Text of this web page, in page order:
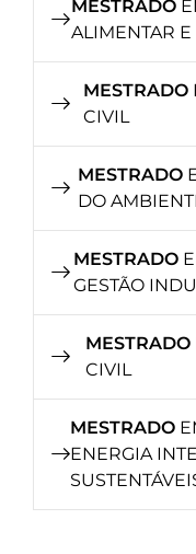
MESTRADO
ALIMENTAR
MESTRADO
CIVIL
MESTRADO
DO
MESTRADO
GESTÃO
MESTRADO
CIVIL
MESTRADO
ENERGIA